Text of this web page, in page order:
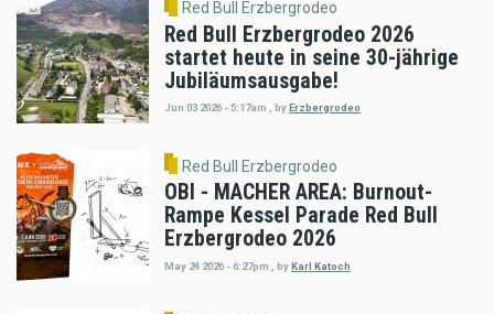
Red Bull Erzbergrodeo
Red Bull Erzbergrodeo 2026
startet heute in seine 30-jährige
Jubiläumsausgabe!
Jun 03 2026 - 5:17am byErzbergrodeo
Red Bull Erzbergrodeo
OBI - MACHER AREA: Burnout-
Rampe Kessel Parade Red Bull
Erzbergrodeo 2026
May 24 2026 - 6:27pm byKarl Katoch